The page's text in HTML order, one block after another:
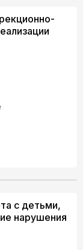
с детьми,
нарушения